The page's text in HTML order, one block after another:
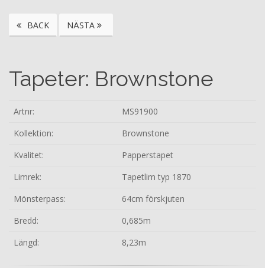
BACK NÄSTA
Tapeter: Brownstone
Artnr:
MS91900
Kollektion:
Brownstone
Kvalitet:
Papperstapet
Limrek:
Tapetlim typ 1870
Mönsterpass:
64cm förskjuten
Bredd:
0,685m
Längd:
8,23m